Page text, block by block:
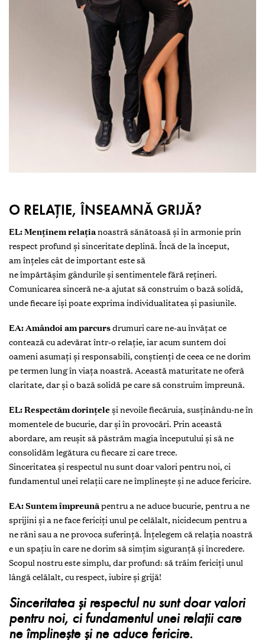
O RELAȚIE, ÎNSEAMNĂ GRIJĂ?
EL: Menținem relațianoastră sănătoasă și în armonie prin
respect profund și sinceritate deplină. Încă de la început,
am înțeles cât de important este să
ne împărtășim gândurile și sentimentele fără rețineri.
Comunicarea sinceră ne-a ajutat să construim o bază solidă,
unde fiecare își poate exprima individualitatea și pasiunile.
EA: Amândoi am parcursdrumuri care ne-au învățat ce
contează cu adevărat într-o relație, iar acum suntem doi
oameni asumați și responsabili, conștienți de ceea ce ne dorim
pe termen lung în viața noastră. Această maturitate ne oferă
claritate, dar și o bază solidă pe care să construim împreună.
EL: Respectăm dorințeleși nevoile fiecăruia, susținându-ne în
momentele de bucurie, dar și în provocări. Prin această
abordare, am reușit să păstrăm magia începutului și să ne
consolidăm legătura cu fiecare zi care trece.
Sinceritatea și respectul nu sunt doar valori pentru noi, ci
fundamentul unei relații care ne împlinește și ne aduce fericire.
EA: Suntemîmpreunăpentru a ne aduce bucurie, pentru a ne
sprijini și a ne face fericiți unul pe celălalt, nicidecum pentru a
ne răni sau a ne provoca suferință. Înțelegem că relația noastră
e un spațiu în care ne dorim să simțim siguranță și încredere.
Scopul nostru este simplu, dar profund: să trăim fericiți unul
lângă celălalt, cu respect, iubire și grijă!
Sinceritatea și respectul nu sunt doar valori
pentru noi, ci fundamentul unei relații care
ne împlinește și ne aduce fericire.